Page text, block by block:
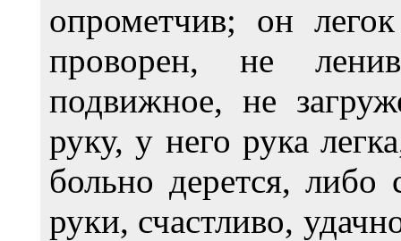
опрометчив; он
проворен, не
подвижное, не
руку, у него рука
больно дерется, либо
руки, счастливо,